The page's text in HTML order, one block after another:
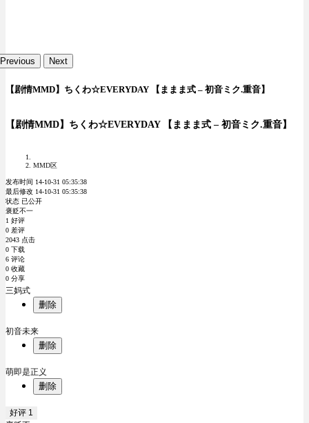
Previous Next
【剧情MMD】ちくわ☆EVERYDAY 【ままま式 – 初音ミク.重音】
【剧情MMD】ちくわ☆EVERYDAY 【ままま式 – 初音ミク.重音】
MMD区
发布时间 14-10-31 05:35:38
最后修改 14-10-31 05:35:38
状态 已公开
褒贬不一
1 好评
0 差评
2043 点击
0 下载
6 评论
0 收藏
0 分享
三妈式
删除
初音未来
删除
萌即是正义
删除
好评 1